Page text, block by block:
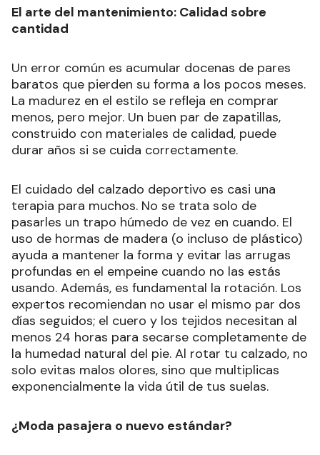
El arte del mantenimiento: Calidad sobre
cantidad
Un error común es acumular docenas de pares
baratos que pierden su forma a los pocos meses.
La madurez en el estilo se refleja en comprar
menos, pero mejor. Un buen par de zapatillas,
construido con materiales de calidad, puede
durar años si se cuida correctamente.
El cuidado del calzado deportivo es casi una
terapia para muchos. No se trata solo de
pasarles un trapo húmedo de vez en cuando. El
uso de hormas de madera (o incluso de plástico)
ayuda a mantener la forma y evitar las arrugas
profundas en el empeine cuando no las estás
usando. Además, es fundamental la rotación. Los
expertos recomiendan no usar el mismo par dos
días seguidos; el cuero y los tejidos necesitan al
menos 24 horas para secarse completamente de
la humedad natural del pie. Al rotar tu calzado, no
solo evitas malos olores, sino que multiplicas
exponencialmente la vida útil de tus suelas.
¿Moda pasajera o nuevo estándar?